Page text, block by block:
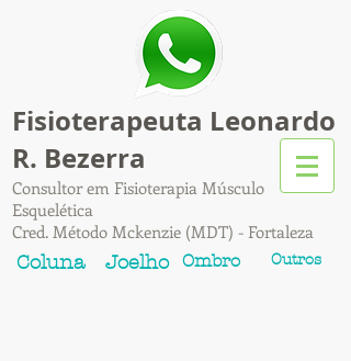
Fisioterapeuta Leonardo
R. Bezerra
Consultor em Fisioterapia Músculo
Esquelética
Cred. Método Mckenzie (MDT) - Fortaleza
Coluna Joelho Ombro Outros